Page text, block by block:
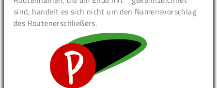
sind, handelt es sich nicht um den Namensvorschlag
des Routenerschließers.